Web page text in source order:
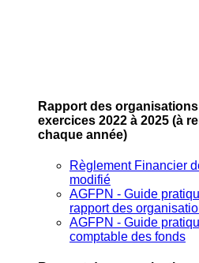
Rapport des
exercices 2022 à 2025 (à
chaque année)
Règlement Financier
modifié
AGFPN ‐ Guide
rapport des
AGFPN ‐ Guide
comptable des fonds